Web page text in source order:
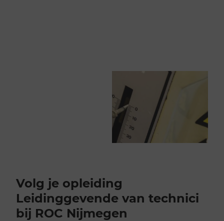
Volg je opleiding
Leidinggevende van technici
bij ROC Nijmegen